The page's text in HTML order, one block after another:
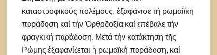
καταστροφικούς πολέμους, ἐξαφάνισε τή ρωμαίϊκη
παράδοση καί τήν Ὀρθοδοξία καί ἐπέβαλε τήν
φραγκική παράδοση. Μετά τήν κατάκτηση τῆς
Ρώμης ἐξαφανίζεται ἡ ρωμαϊκή παράδοση, καί